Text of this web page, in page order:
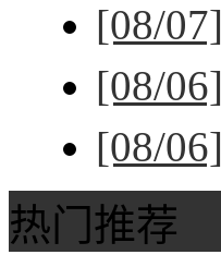
[08/07]
[08/06]
[08/06]
热门推荐